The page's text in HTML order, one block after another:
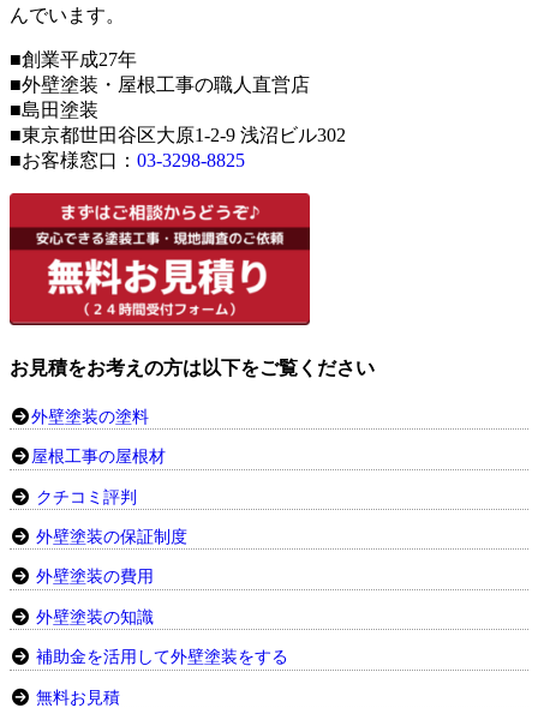
んでいます。
■創業平成27年
■外壁塗装・屋根工事の職人直営店
■島田塗装
■東京都世田谷区大原1-2-9 浅沼ビル302
■お客様窓口： 03-3298-8825
お見積をお考えの方は以下をご覧ください
外壁塗装の塗料
屋根工事の屋根材
クチコミ評判
外壁塗装の保証制度
外壁塗装の費用
外壁塗装の知識
補助金を活用して外壁塗装をする
無料お見積